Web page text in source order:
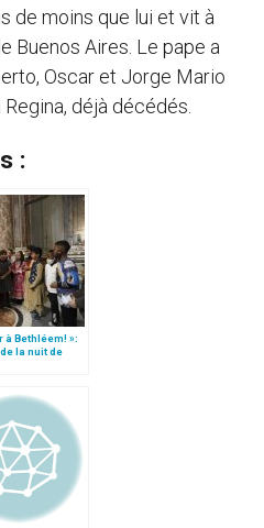
de moins que lui et vit à
Buenos Aires. Le pape a
Oscar et Jorge Mario
déjà décédés.
:
à Bethléem! »:
la nuit de